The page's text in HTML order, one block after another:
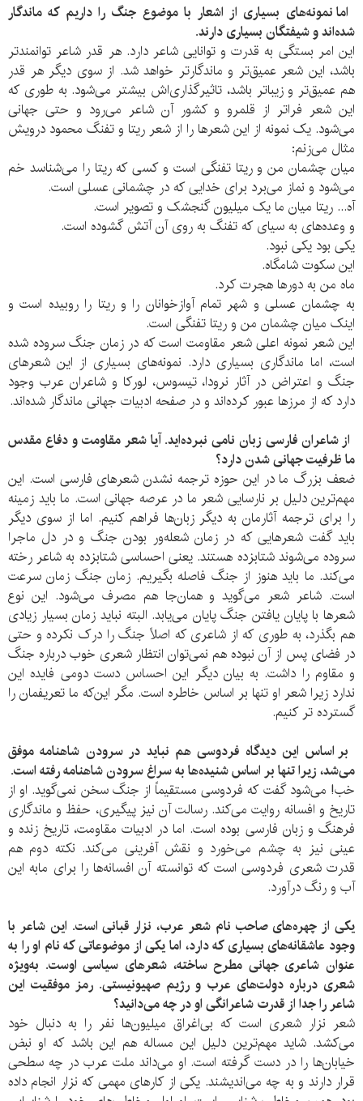
اما نمونه‌های بسیاری از اشعار با موضوع جنگ را داریم که ماندگار
شده‌اند و شیفتگان بسیاری دارند.
این امر بستگی به قدرت و توانایی شاعر دارد. هر قدر شاعر توانمندتر
باشد، این شعر عمیق‌تر و ماندگارتر خواهد شد. از سوی دیگر هر قدر
هم عمیق‌تر و زیباتر باشد، تاثیرگذاری‌اش بیشتر می‌شود. به طوری که
این شعر فراتر از قلمرو و کشور آن شاعر می‌رود و حتی جهانی
می‌شود. یک نمونه از این شعرها را از شعر ریتا و تفنگ محمود درویش
مثال می‌زنم:
میان چشمان من و ریتا تفنگی است و کسی که ریتا را می‌شناسد خم
می‌شود و نماز می‌برد برای خدایی که در چشمانی عسلی است.
آه... ریتا میان ما یک میلیون گنجشک و تصویر است.
و وعده‌های به سیای که تفنگ به روی آن آتش گشوده است.
یکی بود یکی نبود.
این سکوت شامگاه.
ماه من به دورها هجرت کرد.
به چشمان عسلی و شهر تمام آوازخوانان را و ریتا را روبیده است و
اینک میان چشمان من و ریتا تفنگی است.
این شعر نمونه اعلی شعر مقاومت است که در زمان جنگ سروده شده
است، اما ماندگاری بسیاری دارد. نمونه‌های بسیاری از این شعرهای
جنگ و اعتراض در آثار نرودا، تیسوس، لورکا و شاعران عرب وجود
دارد که از مرزها عبور کرده‌اند و در صفحه ادبیات جهانی ماندگار شده‌اند.
از شاعران فارسی زبان نامی نبرده‌اید. آیا شعر مقاومت و دفاع مقدس
ما ظرفیت جهانی شدن دارد؟
ضعف بزرگ ما در این حوزه ترجمه نشدن شعرهای فارسی است. این
مهم‌ترین دلیل بر نارسایی شعر ما در عرصه جهانی است. ما باید زمینه
را برای ترجمه آثارمان به دیگر زبان‌ها فراهم کنیم. اما از سوی دیگر
باید گفت شعرهایی که در زمان شعله‌ور بودن جنگ و در دل ماجرا
سروده می‌شوند شتابزده هستند. یعنی احساسی شتابزده به شاعر رخته
می‌کند. ما باید هنوز از جنگ فاصله بگیریم. زمان جنگ زمان سرعت
است. شاعر شعر می‌گوید و همان‌جا هم مصرف می‌شود. این نوع
شعرها با پایان یافتن جنگ پایان می‌یابد. البته نباید زمان بسیار زیادی
هم بگذرد، به طوری که از شاعری که اصلاً جنگ را درک نکرده و حتی
در فضای پس از آن نبوده هم نمی‌توان انتظار شعری خوب درباره جنگ
و مقاوم را داشت. به بیان دیگر این احساس دست دومی فایده این
ندارد زیرا شعر او تنها بر اساس خاطره است. مگر این‌که ما تعریفمان را
گسترده تر کنیم.
بر اساس این دیدگاه فردوسی هم نباید در سرودن شاهنامه موفق
می‌شد، زیرا تنها بر اساس شنیده‌ها به سراغ سرودن شاهنامه رفته است.
خب! می‌شود گفت که فردوسی مستقیماً از جنگ سخن نمی‌گوید. او از
تاریخ و افسانه روایت می‌کند. رسالت آن نیز پیگیری، حفظ و ماندگاری
فرهنگ و زبان فارسی بوده است. اما در ادبیات مقاومت، تاریخ زنده و
عینی نیز به چشم می‌خورد و نقش آفرینی می‌کند. نکته دوم هم
قدرت شعری فردوسی است که توانسته آن افسانه‌ها را برای مابه این
آب و رنگ درآورد.
یکی از چهره‌های صاحب نام شعر عرب، نزار قبانی است. این شاعر با
وجود عاشقانه‌های بسیاری که دارد، اما یکی از موضوعاتی که نام او را به
عنوان شاعری جهانی مطرح ساخته، شعرهای سیاسی اوست. به‌ویژه
شعری درباره دولت‌های عرب و رژیم صهیونیستی. رمز موفقیت این
شاعر را جدا از قدرت شاعرانگی او در چه می‌دانید؟
شعر نزار شعری است که بی‌اغراق میلیون‌ها نفر را به دنبال خود
می‌کشد. شاید مهم‌ترین دلیل این مساله هم این باشد که او نبض
خیابان‌ها را در دست گرفته است. او می‌داند ملت عرب در چه سطحی
قرار دارند و به چه می‌اندیشند. یکی از کارهای مهمی که نزار انجام داده